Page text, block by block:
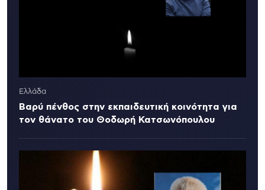
Ελλάδα
Βαρύ πένθος στην εκπαιδευτική κοινότητα για
τον θάνατο του Θοδωρή Κατσωνόπουλου